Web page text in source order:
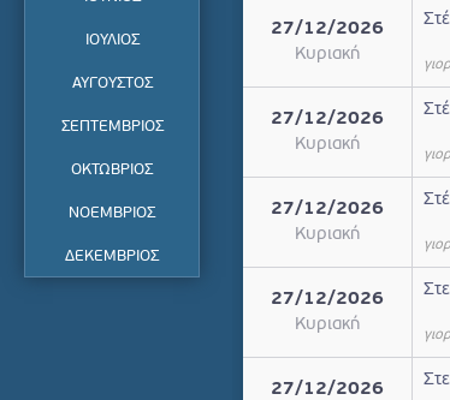
ΙΟΥΛΙΟΣ
ΑΥΓΟΥΣΤΟΣ
ΣΕΠΤΕΜΒΡΙΟΣ
ΟΚΤΩΒΡΙΟΣ
ΝΟΕΜΒΡΙΟΣ
ΔΕΚΕΜΒΡΙΟΣ
27/12/2026
Κυριακή
27/12/2026
Κυριακή
27/12/2026
Κυριακή
27/12/2026
Κυριακή
27/12/2026